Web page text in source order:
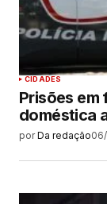
CIDADES
Prisões
doméstica
por Da redação